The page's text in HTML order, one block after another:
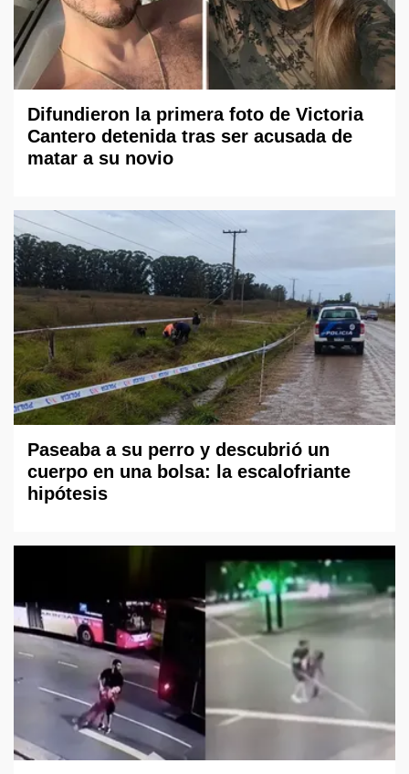
Difundieron la primera foto de Victoria
Cantero detenida tras ser acusada de
matar a su novio
Paseaba a su perro y descubrió un
cuerpo en una bolsa: la escalofriante
hipótesis